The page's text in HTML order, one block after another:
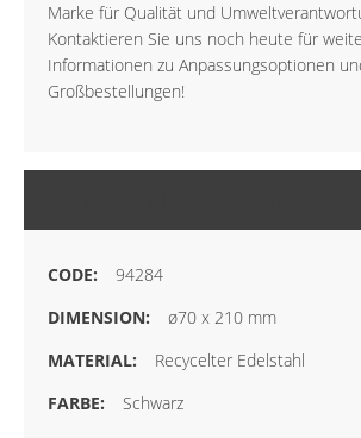
Marke für Qualität und
Kontaktieren Sie uns noch heute für
Informationen zu Anpassungsoptionen
Großbestellungen!
94284
ø70 x 210 mm
Recycelter Edelstahl
Schwarz